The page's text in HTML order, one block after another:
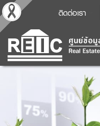
ติดต่อเรา